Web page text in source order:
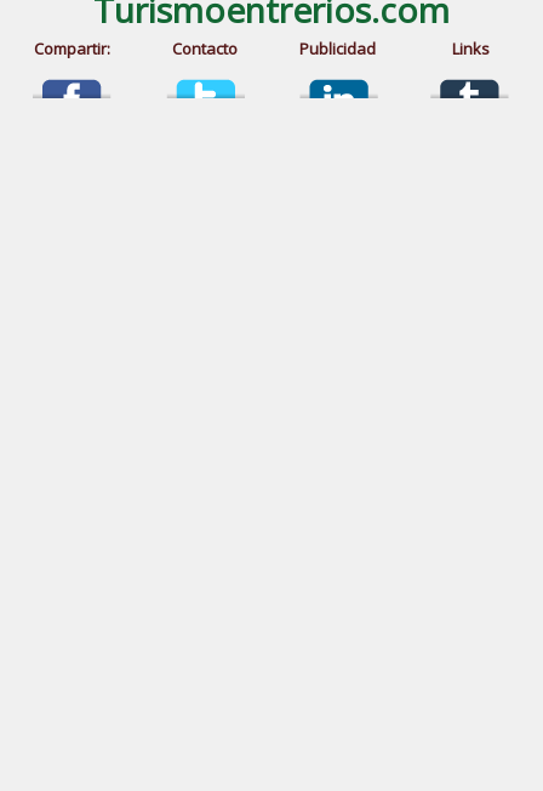
Turismoentrerios.com
Compartir: Contacto Publicidad Links